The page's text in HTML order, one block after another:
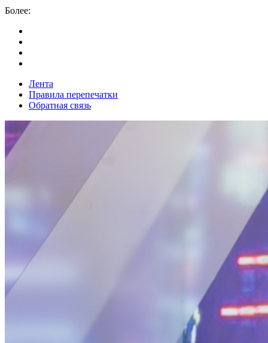
Более:
Лента
Правила перепечатки
Обратная связь